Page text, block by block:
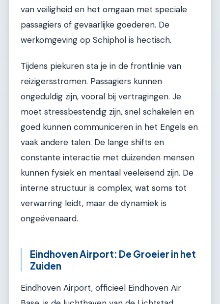
van veiligheid en het omgaan met speciale
passagiers of gevaarlijke goederen. De
werkomgeving op Schiphol is hectisch.
Tijdens piekuren sta je in de frontlinie van
reizigersstromen. Passagiers kunnen
ongeduldig zijn, vooral bij vertragingen. Je
moet stressbestendig zijn, snel schakelen en
goed kunnen communiceren in het Engels en
vaak andere talen. De lange shifts en
constante interactie met duizenden mensen
kunnen fysiek en mentaal veeleisend zijn. De
interne structuur is complex, wat soms tot
verwarring leidt, maar de dynamiek is
ongeëvenaard.
Eindhoven Airport: De Groeier in het
Zuiden
Eindhoven Airport, officieel Eindhoven Air